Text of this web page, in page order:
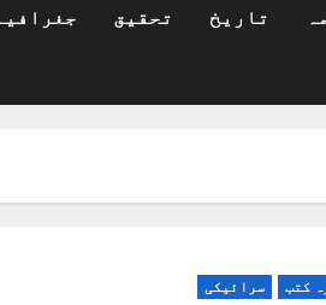
تاریخ تحقیق
کتب سرائیکی